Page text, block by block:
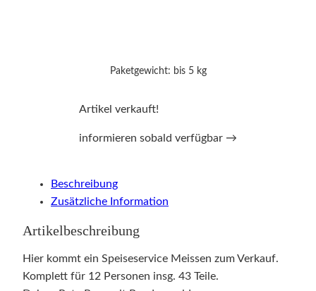
Paketgewicht: bis 5 kg
Artikel verkauft!
informieren sobald verfügbar →
Beschreibung
Zusätzliche Information
Artikelbeschreibung
Hier kommt ein Speiseservice Meissen zum Verkauf.
Komplett für 12 Personen insg. 43 Teile.